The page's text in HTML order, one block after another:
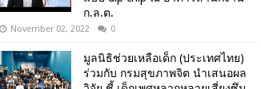
ก.ล.ต.
November 02, 2022 0
มูลนิธิช่วยเหลือเด็ก (ประเทศไทย)
ร่วมกับ กรมสุขภาพจิต นำเสนอผล